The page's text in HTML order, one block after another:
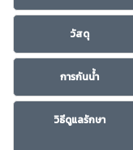
วัสดุ
การกันน้ำ
วิธีดูแลรักษา